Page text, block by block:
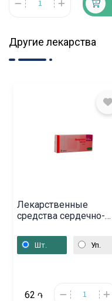
Другие лекарства
Лекарственные
средства сердечно-
Амприлан (2,5мг таб
х30), Սլովենիա
Шт. Уп.
62 ֏